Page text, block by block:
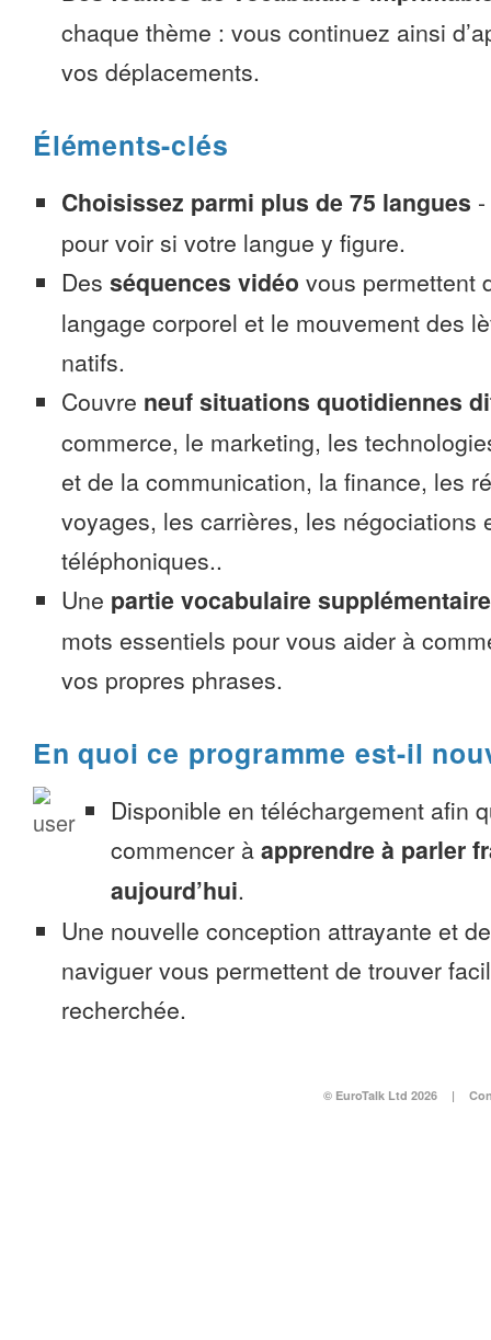
chaque thème : vous continuez ainsi
vos déplacements.
Éléments-clés
Choisissez parmi plus de 75 langues -
pour voir si votre langue y figure.
Des séquences vidéo vous permettent
langage corporel et le mouvement des
natifs.
Couvre neuf situations quotidiennes
commerce, le marketing, les
et de la communication, la finance, les
voyages, les carrières, les négociations
téléphoniques..
Une partie vocabulaire supplémentaire
mots essentiels pour vous aider à
vos propres phrases.
En quoi ce programme est-il
Disponible en téléchargement afin
commencer à apprendre à parler
aujourd’hui.
Une nouvelle conception attrayante et
naviguer vous permettent de trouver
recherchée.
© EuroTalk Ltd 2026 |